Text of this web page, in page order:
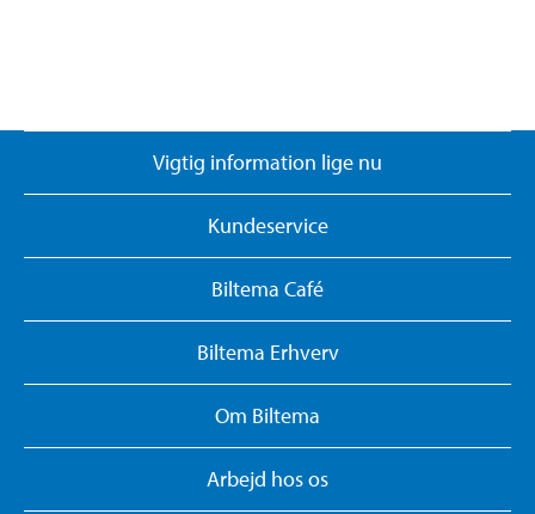
Vigtig information lige nu
Kundeservice
Biltema Café
Biltema Erhverv
Om Biltema
Arbejd hos os